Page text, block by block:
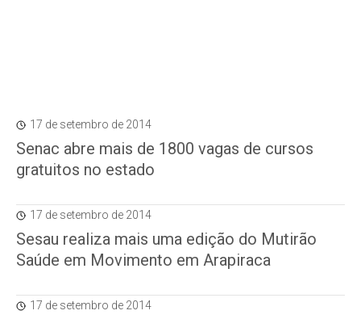
17 de setembro de 2014
Senac abre mais de 1800 vagas de cursos
gratuitos no estado
17 de setembro de 2014
Sesau realiza mais uma edição do Mutirão
Saúde em Movimento em Arapiraca
17 de setembro de 2014